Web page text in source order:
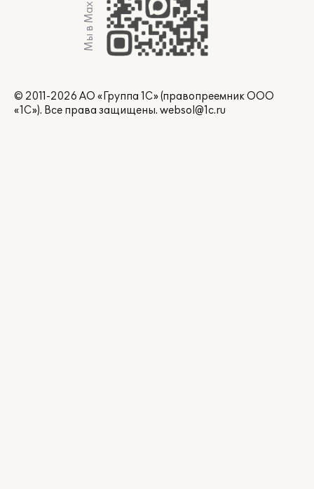
Мы в Max
© 2011-2026 АО «Группа 1С» (правопреемник ООО
«1С»). Все права защищены. websol@1c.ru